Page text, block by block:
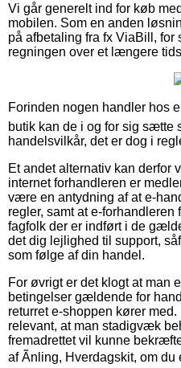
Vi går generelt ind for køb
mobilen. Som en anden
på afbetaling fra fx ViaBill,
regningen over et længere
Forinden nogen handler hos
butik kan de i og for sig sætte
handelsvilkår, det er dog i
Et andet alternativ kan
internet forhandleren er
være en antydning af at e-
regler, samt at e-
fagfolk der er indført i de
det dig lejlighed til support,
som følge af din handel.
For øvrigt er det klogt at man
betingelser gældende for
returret e-shoppen kører
relevant, at man stadigvæk
fremadrettet vil kunne
af Ãnling, Hverdagskit, om